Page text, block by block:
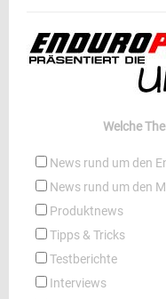
Welche
News rund um den
News rund um den
Produktnews
Tipps & Tricks
Testberichte
Interviews